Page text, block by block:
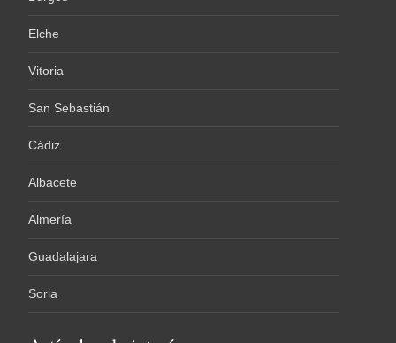
Elche
Vitoria
San Sebastián
Cádiz
Albacete
Almería
Guadalajara
Soria